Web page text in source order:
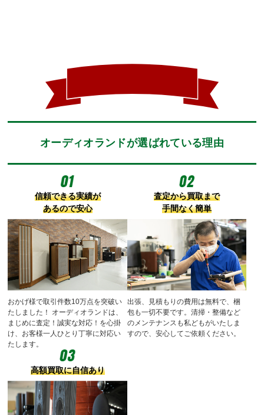
オーディオランドが選ばれている理由
信頼できる実績が
あるので安心
おかげ様で取引件数10万点を突破い
たしました！
オーディオランドは、
まじめに査定！誠実な対応！を心掛
け、お客様一人ひとり丁寧に対応い
たします。
査定から買取まで
手間なく簡単
出張、見積もりの費用は無料で、梱
包も一切不要です。清掃・整備など
のメンテナンスも私どもがいたしま
すので、安心してご依頼ください。
高額買取に自信あり